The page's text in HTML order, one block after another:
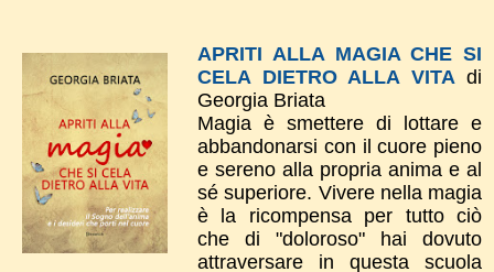
APRITI ALLA MAGIA CHE SI
CELA DIETRO ALLA VITA di
Georgia Briata
Magia è smettere di lottare e
abbandonarsi con il cuore pieno
e sereno alla propria anima e al
sé superiore. Vivere nella magia
è la ricompensa per tutto ciò
che di "doloroso" hai dovuto
attraversare in questa scuola